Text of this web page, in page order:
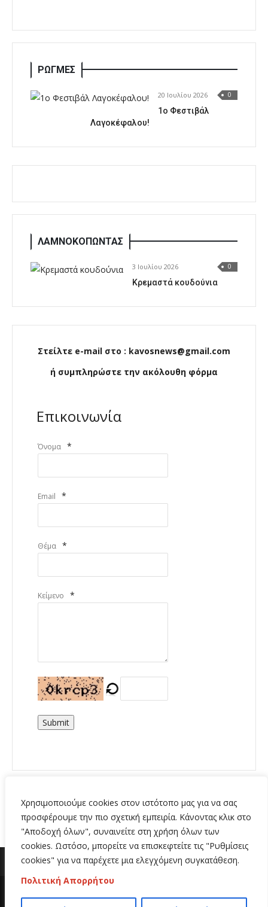
Χρησιμοποιούμε cookies στον ιστότοπο μας για να σας
προσφέρουμε την πιο σχετική εμπειρία. Κάνοντας κλικ στο
"Αποδοχή όλων", συναινείτε στη χρήση όλων των
cookies. Ωστόσο, μπορείτε να επισκεφτείτε τις "Ρυθμίσεις
cookies" για να παρέχετε μια ελεγχόμενη συγκατάθεση.
Πολιτική Απορρήτου
ΡΩΓΜΕΣ
20 Ιουλίου 2026 0
1o Φεστιβάλ
Λαγοκέφαλου!
ΛΑΜΝΟΚΟΠΩΝΤΑΣ
3 Ιουλίου 2026 0
Κρεμαστά κουδούνια
Στείλτε e-mail στο : kavosnews@gmail.com
ή συμπληρώστε την ακόλουθη φόρμα
Επικοινωνία
Όνομα *
Email *
Θέμα *
Κείμενο *
Submit
Copyright 2020 | All Rights Reserved | Κατασκευή